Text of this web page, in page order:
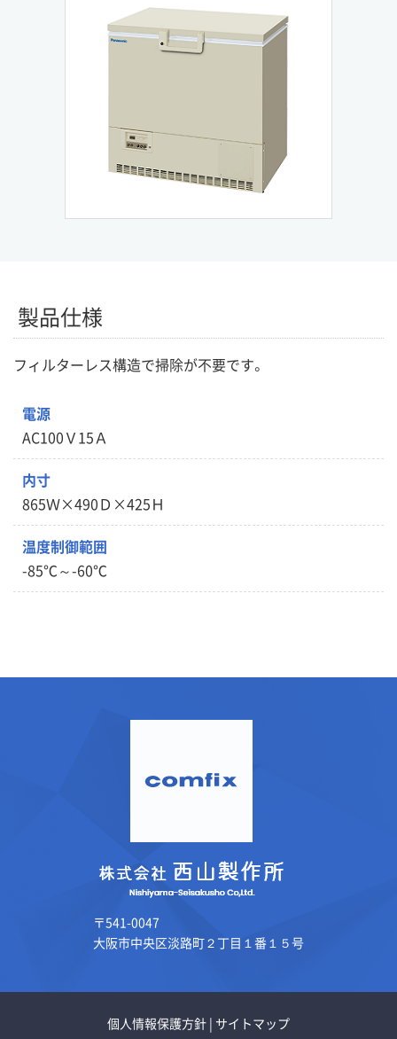
製品仕様
フィルターレス構造で掃除が不要です。
電源
AC100Ｖ15Ａ
内寸
865Ｗ×490Ｄ×425Ｈ
温度制御範囲
-85℃～-60℃
〒541-0047
大阪市中央区淡路町２丁目１番１５号
個人情報保護方針 | サイトマップ